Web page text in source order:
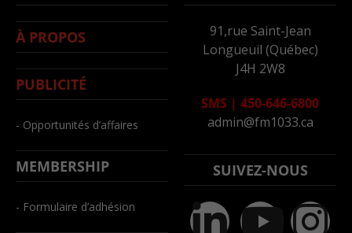
À PROPOS
PUBLICITÉ
- Opportunités d’affaires
MEMBERSHIP
- Formulaire d’adhésion
91,rue Saint-Jean
Longueuil (Québec)
J4H 2W8
SMS | 450-646-6800
admin@fm1033.ca
SUIVEZ-NOUS